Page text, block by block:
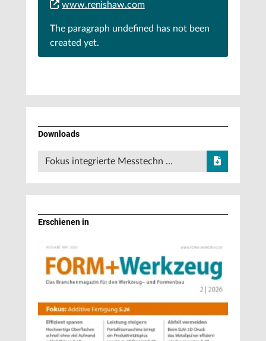
www.renishaw.com
The paragraph undefined has not been
created yet.
Downloads
Fokus integrierte Messtechn …
Erschienen in